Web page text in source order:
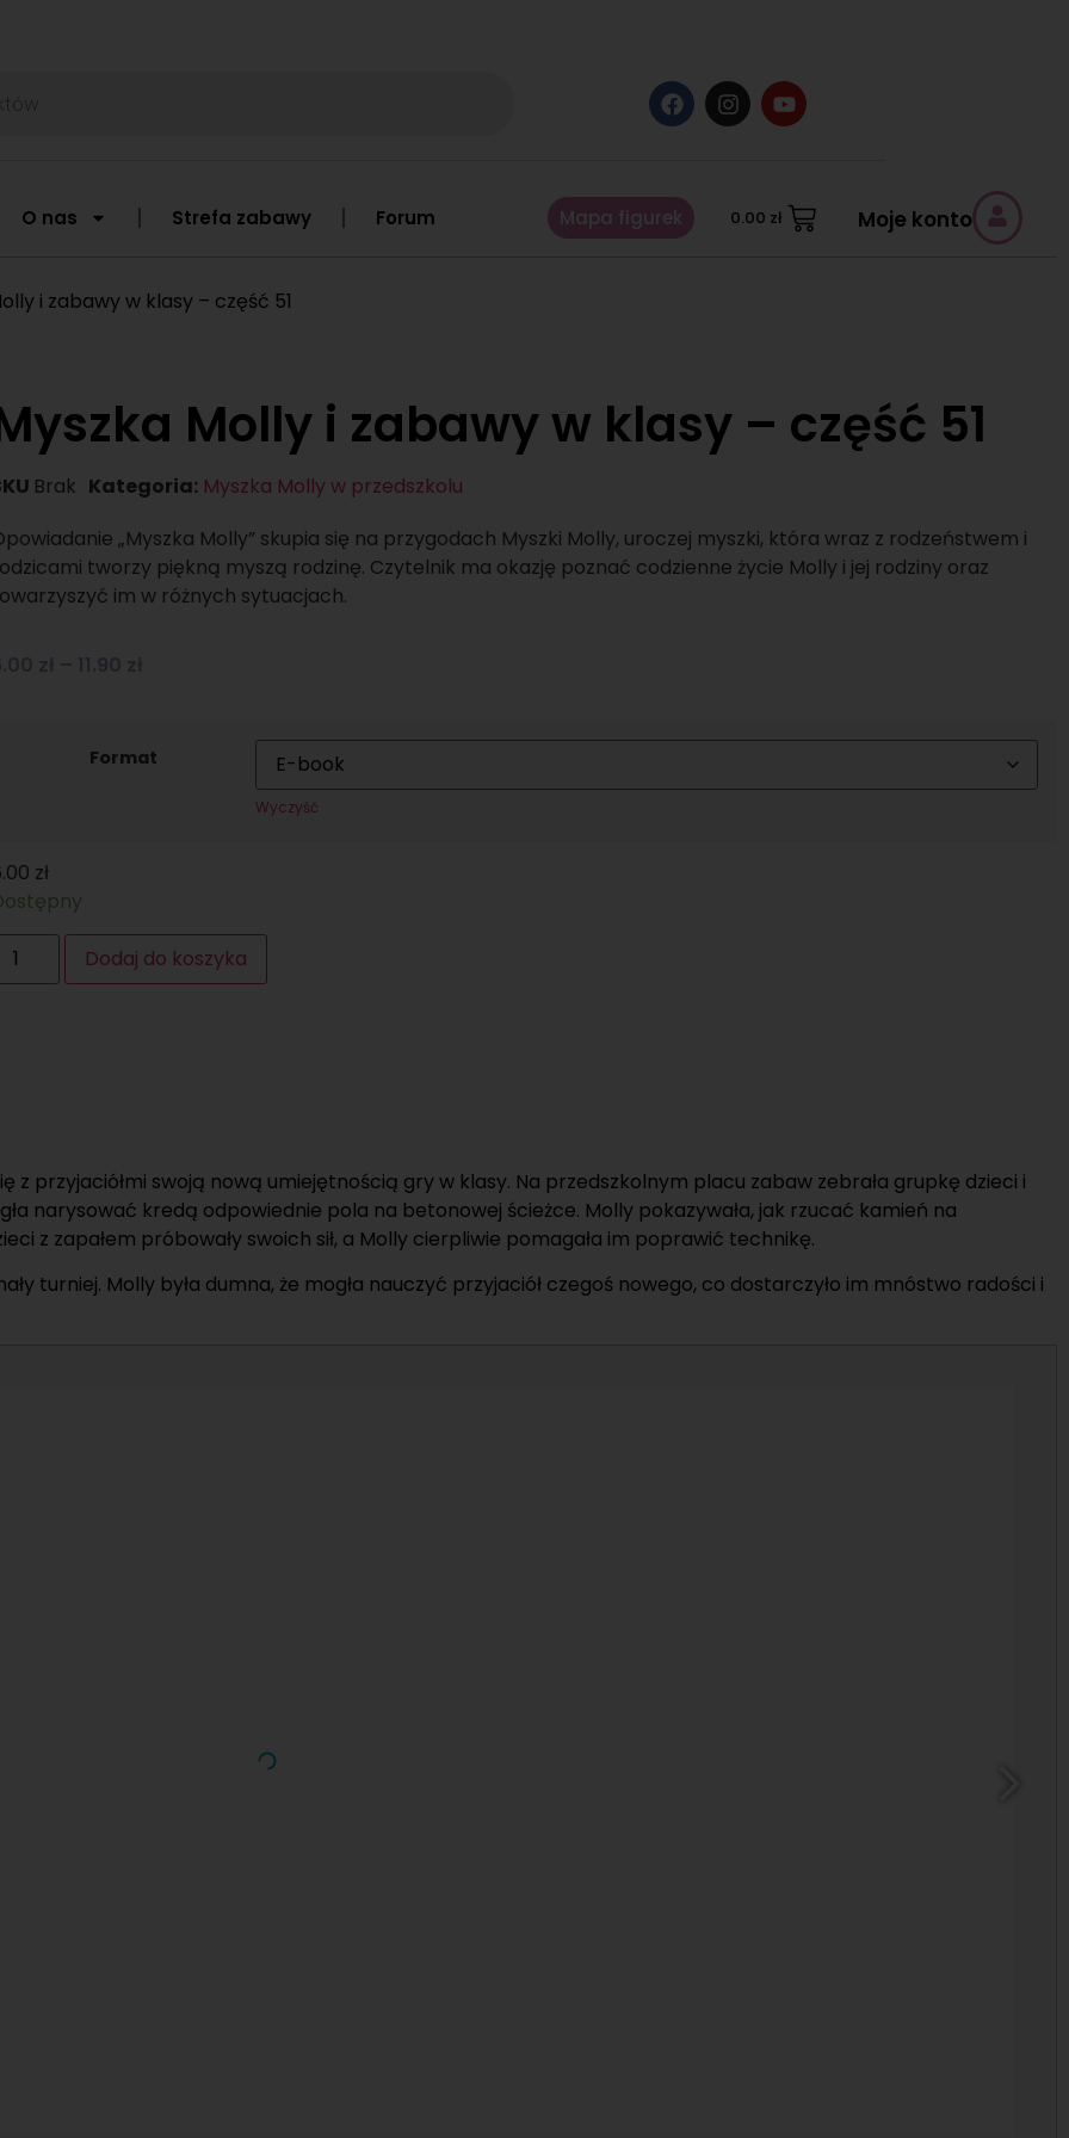
O nas Strefa zabawy Forum Mapa figurek 0.00 zł Moje konto
i zabawy w klasy – część 51
Molly i zabawy w klasy – część 51
Brak Kategoria: Myszka Molly w przedszkolu
„Myszka Molly” skupia się na przygodach Myszki Molly, uroczej myszki, która wraz z rodzeństwem i
tworzy piękną myszą rodzinę. Czytelnik ma okazję poznać codzienne życie Molly i jej rodziny oraz
im w różnych sytuacjach.
Format
Wyczyść
zł
Dodaj do koszyka
z przyjaciółmi swoją nową umiejętnością gry w klasy. Na przedszkolnym placu zabaw zebrała grupkę dzieci i
narysować kredą odpowiednie pola na betonowej ścieżce. Molly pokazywała, jak rzucać kamień na
z zapałem próbowały swoich sił, a Molly cierpliwie pomagała im poprawić technikę.
turniej. Molly była dumna, że mogła nauczyć przyjaciół czegoś nowego, co dostarczyło im mnóstwo radości i